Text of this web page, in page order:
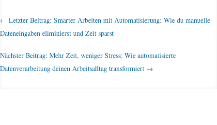
← Letzter Beitrag: Smarter Arbeiten mit Automatisierung: Wie du manuelle
Dateneingaben eliminierst und Zeit sparst
Nächster Beitrag: Mehr Zeit, weniger Stress: Wie automatisierte
Datenverarbeitung deinen Arbeitsalltag transformiert →